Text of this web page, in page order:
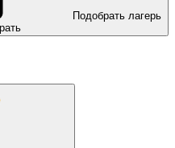
Подобрать лагерь